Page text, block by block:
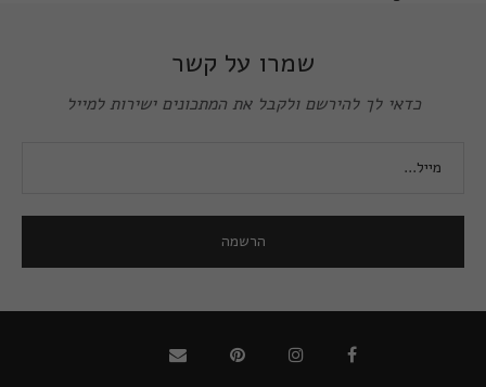
שמרו על קשר
כדאי לך להירשם ולקבל את המתכונים ישירות למייל